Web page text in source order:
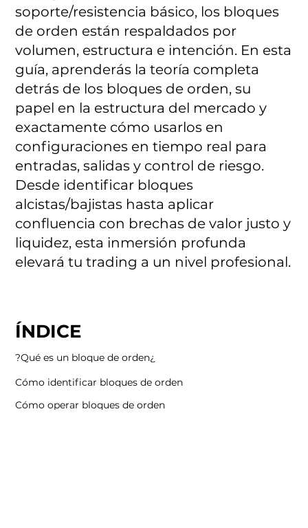
ÍNDICE
¿Qué es un bloque de orden?
Cómo identificar bloques de orden
Cómo operar bloques de orden
soporte/resistencia básico, los bloques
de orden están respaldados por
volumen, estructura e intención. En esta
guía, aprenderás la teoría completa
detrás de los bloques de orden, su
papel en la estructura del mercado y
exactamente cómo usarlos en
configuraciones en tiempo real para
entradas, salidas y control de riesgo.
Desde identificar bloques
alcistas/bajistas hasta aplicar
confluencia con brechas de valor justo y
liquidez, esta inmersión profunda
elevará tu trading a un nivel profesional.